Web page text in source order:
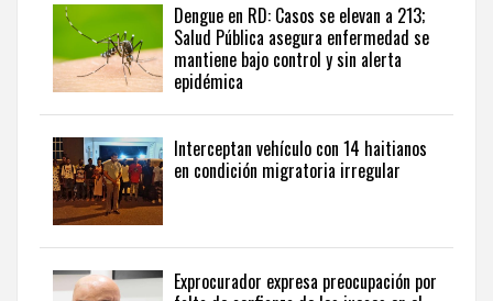
news
the
Dominican
English.
Dengue en RD: Casos se elevan a 213;
Salud Pública asegura enfermedad se
mantiene bajo control y sin alerta
epidémica
Interceptan vehículo con 14 haitianos
en condición migratoria irregular
Exprocurador expresa preocupación por